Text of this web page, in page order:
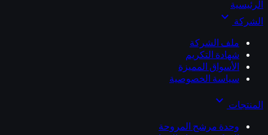
الرئيسية
الشركة expand_more
ملف الشركة
شهادة التكريم
الأسواق المميزة
سياسة الخصوصية
المنتجات expand_more
وحدة مرشح المروحة